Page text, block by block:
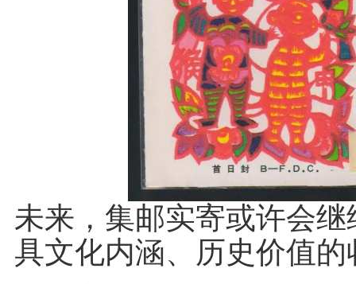
未来，集邮实寄或许会
具文化内涵、历史价值的